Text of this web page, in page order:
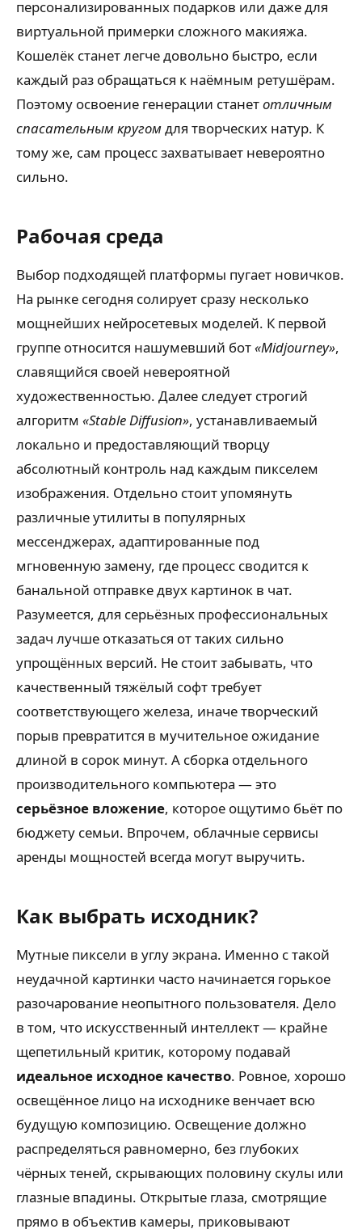
персонализированных подарков или даже для
виртуальной примерки сложного макияжа.
Кошелёк станет легче довольно быстро, если
каждый раз обращаться к наёмным ретушёрам.
Поэтому освоение генерации станетотличным
спасательным кругомдля творческих натур. К
тому же, сам процесс захватывает невероятно
сильно.
Рабочая среда
Выбор подходящей платформы пугает новичков.
На рынке сегодня солирует сразу несколько
мощнейших нейросетевых моделей. К первой
группе относится нашумевший бот«Midjourney»,
славящийся своей невероятной
художественностью. Далее следует строгий
алгоритм «Stable Diffusion», устанавливаемый
локально и предоставляющий творцу
абсолютный контроль над каждым пикселем
изображения. Отдельно стоит упомянуть
различные утилиты в популярных
мессенджерах, адаптированные под
мгновенную замену, где процесс сводится к
банальной отправке двух картинок в чат.
Разумеется, для серьёзных профессиональных
задач лучше отказаться от таких сильно
упрощённых версий. Не стоит забывать, что
качественный тяжёлый софт требует
соответствующего железа, иначе творческий
порыв превратится в мучительное ожидание
длиной в сорок минут. А сборка отдельного
производительного компьютера — это
серьёзное вложение, которое ощутимо бьёт по
бюджету семьи. Впрочем, облачные сервисы
аренды мощностей всегда могут выручить.
Как выбрать исходник?
Мутные пиксели в углу экрана. Именно с такой
неудачной картинки часто начинается горькое
разочарование неопытного пользователя. Дело
в том, что искусственный интеллект — крайне
щепетильный критик, которому подавай
идеальное исходное качество. Ровное, хорошо
освещённое лицо на исходнике венчает всю
будущую композицию. Освещение должно
распределяться равномерно, без глубоких
чёрных теней, скрывающих половину скулы или
глазные впадины. Открытые глаза, смотрящие
прямо в объектив камеры, приковывают